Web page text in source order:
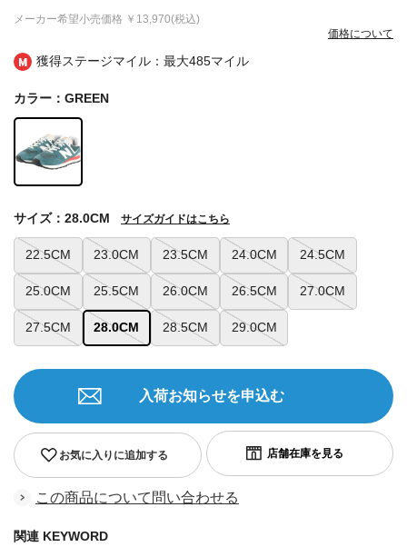
獲得ステージマイル：最大485マイル
メーカー希望小売価格 ￥13,970(税込)
価格について
カラー：GREEN
22.5CM 23.0CM 23.5CM 24.0CM 24.5CM
25.0CM 25.5CM 26.0CM 26.5CM 27.0CM
27.5CM 28.0CM 28.5CM 29.0CM
サイズ：28.0CM サイズガイドはこちら
お気に入りに追加する
入荷お知らせを申込む
この商品について問い合わせる
関連 KEYWORD